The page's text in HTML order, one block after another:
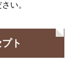
い。
ト